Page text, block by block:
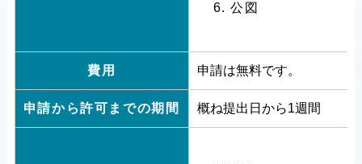
公図
費用 申請は無料です。
申請から許可までの期間 概ね提出日から1週間